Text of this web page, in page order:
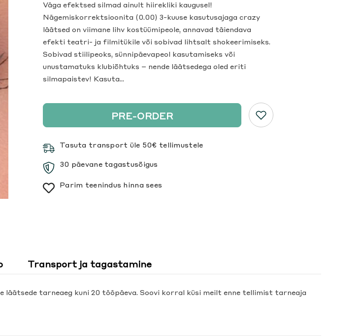
Väga efektsed silmad ainult hiirekliki kaugusel!
Nägemiskorrektsioonita (0.00) 3-kuuse kasutusajaga crazy
läätsed on viimane lihv kostüümipeole, annavad täiendava
efekti teatri- ja filmitükile või sobivad lihtsalt shokeerimiseks.
Sobivad stiilipeoks, sünnipäevapeol kasutamiseks või
unustamatuks klubiõhtuks – nende läätsedega oled eriti
silmapaistev! Kasuta...
PRE-ORDER
Tasuta transport üle 50€ tellimustele
30 päevane tagastusõigus
Parim teenindus hinna sees
Transport ja tagastamine
läätsede tarneaeg kuni 20 tööpäeva. Soovi korral küsi meilt enne tellimist tarneaja